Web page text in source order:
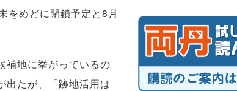
をめどに閉鎖予定と8月
補地に挙がっているの
出たが、「跡地活用は